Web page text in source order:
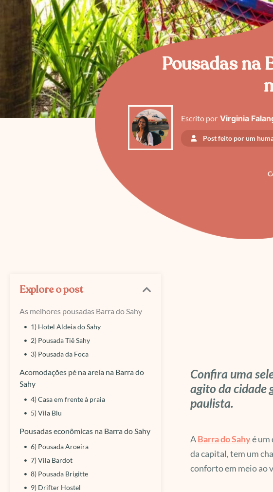
Pousadas na
Escrito por Virginia
Post feito por um
Explore o post
As melhores pousadas Barra do Sahy
1) Hotel Aldeia do Sahy
2) Pousada Tiê Sahy
3) Pousada da Foca
Acomodações pé na areia na Barra do
Sahy
4) Casa em frente à praia
5) Vila Blu
Pousadas econômicas na Barra do Sahy
6) Pousada Aroeira
7) Vila Bardot
8) Pousada Brigitte
9) Drifter Hostel
Confira uma
agito da cidade
paulista.
ABarra do Sahyé um
da capital, tem um
conforto em meio ao